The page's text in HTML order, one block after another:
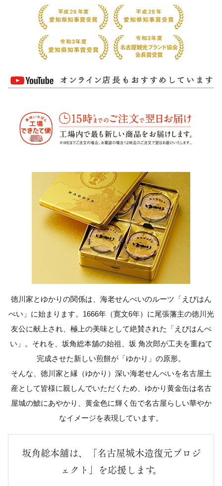
徳川家とゆかりの関係は、海老せんべいのルーツ「えびはん
ぺい」に始まります。1666年（寛文6年）に尾張藩主の徳川光
友公に献上され、極上の美味として絶賛された「えびはんぺ
い」。それを、坂角総本舖の始祖、坂 角次郎が工夫を重ねて
完成させた新しい煎餅が「ゆかり」の原形。
そんな、徳川家と縁（ゆかり）深い海老せんべいを名古屋土
産として皆様に親しんでいただくため、ゆかり黄金缶は名古
屋城の鯱にあやかり、黄金色に輝く缶で名古屋らしい華やか
なイメージを表現しています。
坂角総本舖は、「名古屋城木造復元プロジ
ェクト」を応援します。